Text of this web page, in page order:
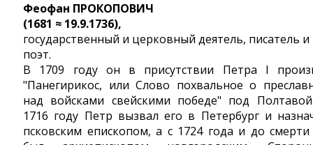
Феофан ПРОКОПОВИЧ
(1681 ≈ 19.9.1736),
государственный и церковный деятель, писатель и
поэт.
В 1709 году он в присутствии Петра I
"Панегирикос, или Слово похвальное о
над войсками свейскими победе" под
1716 году Петр вызвал его в Петербург и
псковским епископом, а с 1724 года и до